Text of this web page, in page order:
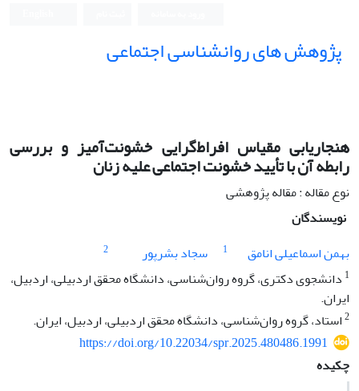
پژوهش های روانشناسی اجتماعی
هنجاریابی مقیاس افراط‌گرایی خشونت‌آمیز و بررسی
رابطه آن با تأیید خشونت اجتماعی علیه زنان
نوع مقاله : مقاله پژوهشی
نویسندگان
بهمن اسماعیلی انامق
1 سجاد بشرپور
2
1 دانشجوی دکتری، گروه روان‌شناسی، دانشگاه محقق اردبیلی، اردبیل،
ایران.
2استاد، گروه روان‌شناسی، دانشگاه محقق اردبیلی، اردبیل، ایران.
https://doi.org/10.22034/spr.2025.480486.1991
چکیده